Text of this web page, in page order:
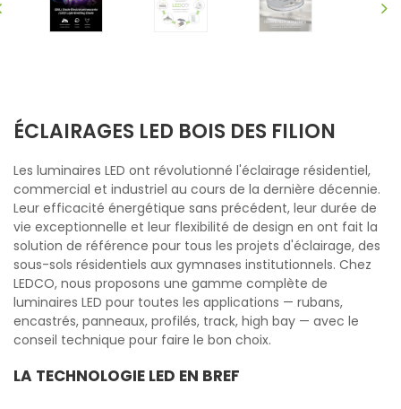
ÉCLAIRAGES LED BOIS DES FILION
Les luminaires LED ont révolutionné l'éclairage résidentiel,
commercial et industriel au cours de la dernière décennie.
Leur efficacité énergétique sans précédent, leur durée de
vie exceptionnelle et leur flexibilité de design en ont fait la
solution de référence pour tous les projets d'éclairage, des
sous-sols résidentiels aux gymnases institutionnels. Chez
LEDCO, nous proposons une gamme complète de
luminaires LED pour toutes les applications — rubans,
encastrés, panneaux, profilés, track, high bay — avec le
conseil technique pour faire le bon choix.
LA TECHNOLOGIE LED EN BREF